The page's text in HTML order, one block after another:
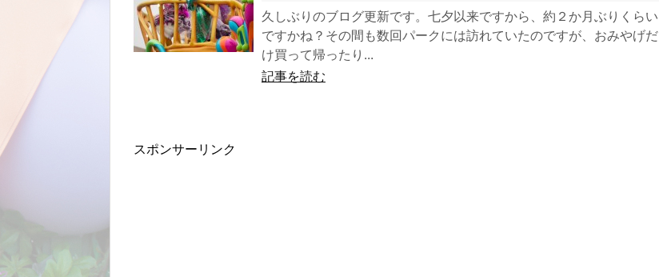
久しぶりのブログ更新です。七夕以来ですから、約２か月ぶりくらい
ですかね？その間も数回パークには訪れていたのですが、おみやげだ
け買って帰ったり...
記事を読む
スポンサーリンク